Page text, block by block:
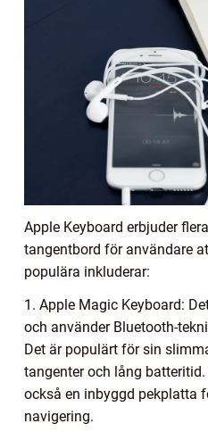
Apple Keyboard erbjuder
tangentbord för användare
populära inkluderar:
1. Apple Magic Keyboard:
och använder Bluetooth-
Det är populärt för sin
tangenter och lång
också en inbyggd pekplatta
navigering.